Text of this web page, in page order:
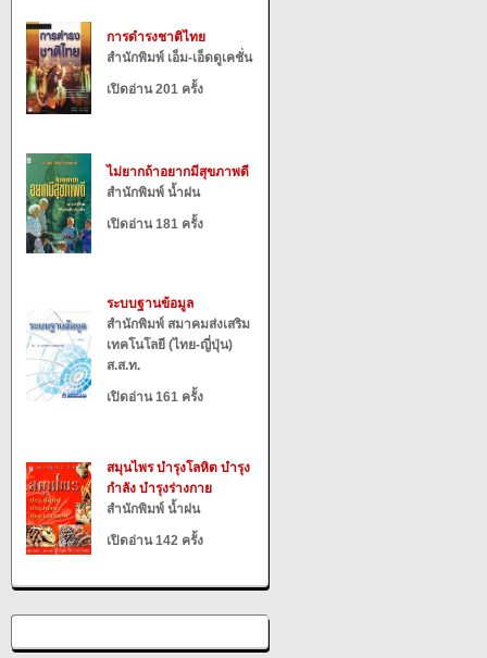
การดำรงชาติไทย
สำนักพิมพ์ เอ็ม-เอ็ดดูเคชั่น
เปิดอ่าน 201 ครั้ง
ไม่ยากถ้าอยากมีสุขภาพดี
สำนักพิมพ์ น้ำฝน
เปิดอ่าน 181 ครั้ง
ระบบฐานข้อมูล
สำนักพิมพ์ สมาคมส่งเสริม
เทคโนโลยี (ไทย-ญี่ปุ่น)
ส.ส.ท.
เปิดอ่าน 161 ครั้ง
สมุนไพร บำรุงโลหิต บำรุง
กำลัง บำรุงร่างกาย
สำนักพิมพ์ น้ำฝน
เปิดอ่าน 142 ครั้ง